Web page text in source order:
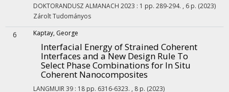
DOKTORANDUSZ ALMANACH 2023 : 1 pp. 289-294. , 6 p. (2023)
ZároltTudományos
6 Kaptay, George
Interfacial Energy of Strained Coherent
Interfaces and a New Design Rule To
Select Phase Combinations for In Situ
Coherent Nanocomposites
LANGMUIR39 : 18 pp. 6316-6323. , 8 p. (2023)